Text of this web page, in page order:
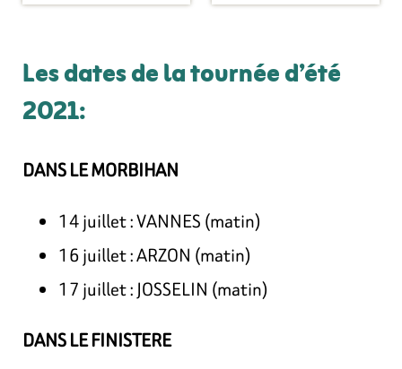
Les dates de la tournée d’été
2021:
DANS LE MORBIHAN
14 juillet : VANNES (matin)
16 juillet : ARZON (matin)
17 juillet : JOSSELIN (matin)
DANS LE FINISTERE